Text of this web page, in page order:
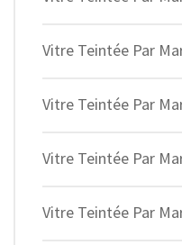
Vitre Teintée Par
Vitre Teintée Par
Vitre Teintée Par
Vitre Teintée Par